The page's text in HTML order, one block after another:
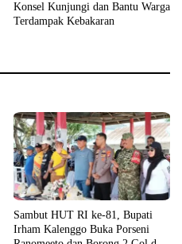
Konsel Kunjungi dan Bantu Warga
Terdampak Kebakaran
Sambut HUT RI ke-81, Bupati
Irham Kalenggo Buka Porseni